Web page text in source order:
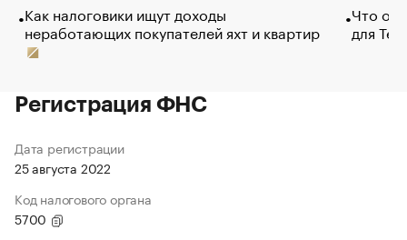
Как налоговики ищут доходы
неработающих покупателей яхт и квартир
Что
для
Регистрация ФНС
Дата регистрации
25 августа 2022
Код налогового органа
5700